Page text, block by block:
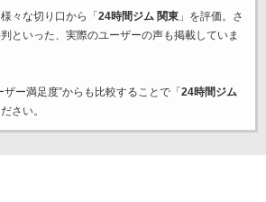
々な切り口から「 24時間ジム 関東」を評価。さ
といった、実際のユーザーの声も掲載していま
ー満足度”からも比較することで「 24時間ジム
さい。